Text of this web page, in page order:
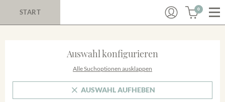
START 0
Auswahl konfigurieren
Alle Suchoptionen ausklappen
AUSWAHL AUFHEBEN